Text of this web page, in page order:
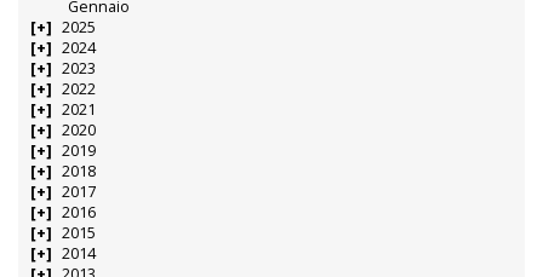
Gennaio
2025
2024
2023
2022
2021
2020
2019
2018
2017
2016
2015
2014